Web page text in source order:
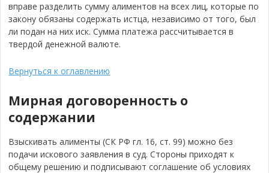
вправе разделить сумму алиментов на всех лиц, которые по
закону обязаны содержать истца, независимо от того, был
ли подан на них иск. Сумма платежа рассчитывается в
твердой денежной валюте.
Вернуться к оглавлению
Мирная договоренность о
содержании
Взыскивать алименты (СК РФ гл. 16, ст. 99) можно без
подачи искового заявления в суд. Стороны приходят к
общему решению и подписывают соглашение об условиях